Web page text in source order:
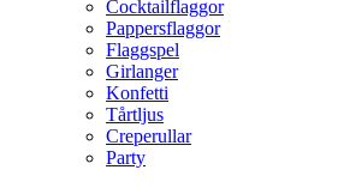
Cocktail­flaggor
Pappers­flaggor
Flaggspel
Girlanger
Konfetti
Tårtljus
Creperullar
Party